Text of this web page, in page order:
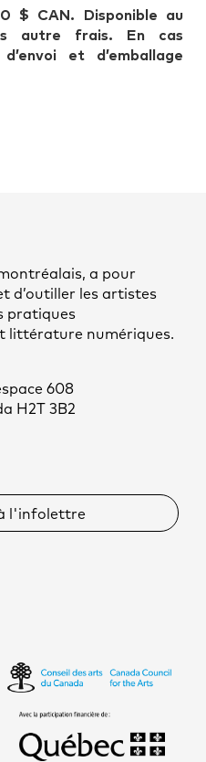
$ CAN. Disponible au
autre frais. En cas
et d’emballage
a pour
d’outiller les artistes
pratiques
littérature numériques.
608
H2T 3B2
l'infolettre